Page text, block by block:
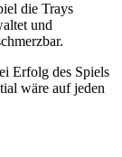
die Trays
und
Erfolg des Spiels
wäre auf jeden